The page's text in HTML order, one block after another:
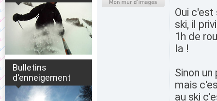
Bulletins
d'enneigement
Oui
ski, il
1h de
la !
Sinon
mais
au ski